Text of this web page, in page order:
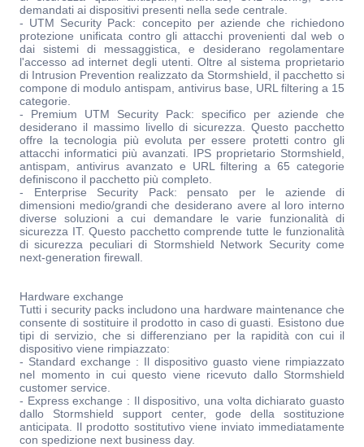
demandati ai dispositivi presenti nella sede centrale.
- UTM Security Pack: concepito per aziende che richiedono
protezione unificata contro gli attacchi provenienti dal web o
dai sistemi di messaggistica, e desiderano regolamentare
l'accesso ad internet degli utenti. Oltre al sistema proprietario
di Intrusion Prevention realizzato da Stormshield, il pacchetto si
compone di modulo antispam, antivirus base, URL filtering a 15
categorie.
- Premium UTM Security Pack: specifico per aziende che
desiderano il massimo livello di sicurezza. Questo pacchetto
offre la tecnologia più evoluta per essere protetti contro gli
attacchi informatici più avanzati. IPS proprietario Stormshield,
antispam, antivirus avanzato e URL filtering a 65 categorie
definiscono il pacchetto più completo.
- Enterprise Security Pack: pensato per le aziende di
dimensioni medio/grandi che desiderano avere al loro interno
diverse soluzioni a cui demandare le varie funzionalità di
sicurezza IT. Questo pacchetto comprende tutte le funzionalità
di sicurezza peculiari di Stormshield Network Security come
next-generation firewall.
Hardware exchange
Tutti i security packs includono una hardware maintenance che
consente di sostituire il prodotto in caso di guasti. Esistono due
tipi di servizio, che si differenziano per la rapidità con cui il
dispositivo viene rimpiazzato:
- Standard exchange : Il dispositivo guasto viene rimpiazzato
nel momento in cui questo viene ricevuto dallo Stormshield
customer service.
- Express exchange : Il dispositivo, una volta dichiarato guasto
dallo Stormshield support center, gode della sostituzione
anticipata. Il prodotto sostitutivo viene inviato immediatamente
con spedizione next business day.